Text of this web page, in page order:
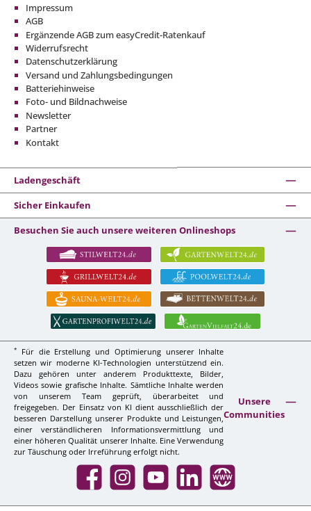
Impressum
AGB
Ergänzende AGB zum easyCredit-Ratenkauf
Widerrufsrecht
Datenschutzerklärung
Versand und Zahlungsbedingungen
Batteriehinweise
Foto- und Bildnachweise
Newsletter
Partner
Kontakt
Ladengeschäft
Sicher Einkaufen
Besuchen Sie auch unsere weiteren Onlineshops
*
Für die Erstellung und Optimierung unserer Inhalte
setzen wir moderne KI-Technologien unterstützend ein.
Dazu gehören unter anderem Produkttexte, Bilder,
Videos sowie grafische Inhalte. Sämtliche Inhalte werden
von unserem Team geprüft, überarbeitet und
freigegeben. Der Einsatz von KI dient ausschließlich der
besseren Darstellung unserer Produkte und Leistungen,
einer verständlicheren Informationsvermittlung und
einer höheren Qualität unserer Inhalte. Eine Verwendung
zur Täuschung oder Irreführung erfolgt nicht.
Unsere
Communities
Facebook InstagramYouTube LinkedIn Website